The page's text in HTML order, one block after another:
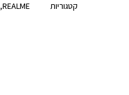
קטגוריות
REALME
,